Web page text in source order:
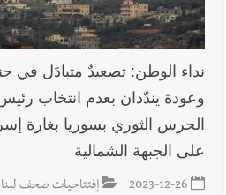
نداء الوطن: تصعيدٌ متبادَل في
وعودة يندّدان بعدم انتخاب
الحرس الثوري بسوريا بغارة
على الجبهة الشمالية
2023-12-26 إفتتاحيات صحف لبنانية